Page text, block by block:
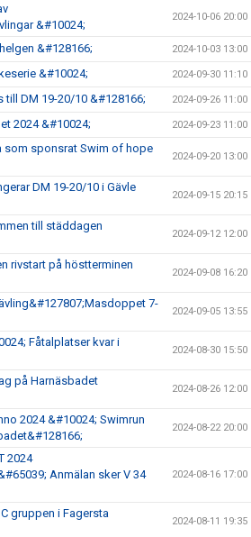
&#10024;
2024-10-06 20:00
&#128166; 2024-10-03 13:00
&#10024; 2024-09-30 11:10
DM 19-20/10 &#128166; 2024-09-26 11:00
2024 &#10024; 2024-09-23 11:00
som sponsrat Swim of hope
2024-09-20 13:00
DM 19-20/10 i Gävle
2024-09-15 20:15
till städdagen
2024-09-12 12:00
rivstart på höstterminen
2024-09-08 16:20
7-
2024-09-05 13:55
Fåtalplatser kvar i
2024-08-30 15:50
på Harnäsbadet
2024-08-26 12:00
2024 &#10024; Swimrun
2024-08-22 20:00
2024
Anmälan sker V 34
2024-08-16 17:00
gruppen i Fagersta
2024-08-11 19:35